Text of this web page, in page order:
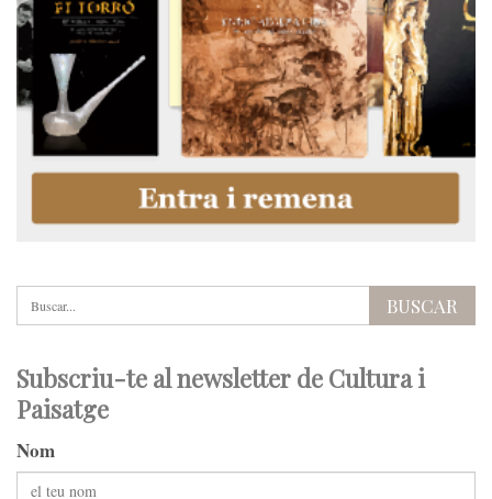
Subscriu-te al newsletter de Cultura i
Paisatge
Nom